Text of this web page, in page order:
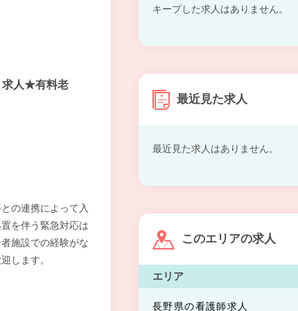
求人★有料老
の連携によって入
を伴う緊急対応は
施設での経験がな
します。
キープした求人はありません。
最近見た求人
最近見た求人はありません。
このエリアの求人
エリア
長野県の看護師求人